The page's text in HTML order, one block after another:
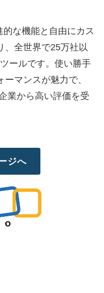
的な機能と自由にカス
、全世界で25万社以
ールです。使い勝手
マンスが魅力で、
業から高い評価を受
ジへ